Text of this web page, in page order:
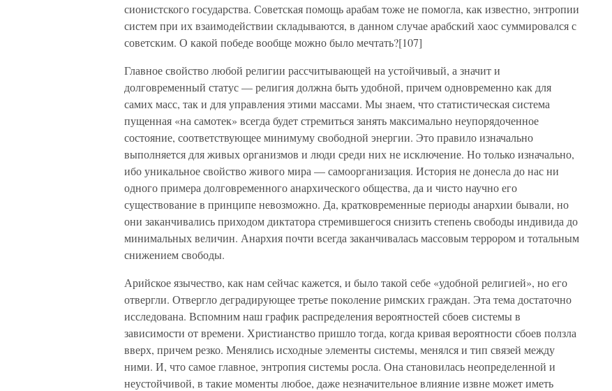
сионистского государства. Советская помощь арабам тоже не помогла, как известно, энтропии
систем при их взаимодействии складываются, в данном случае арабский хаос суммировался с
советским. О какой победе вообще можно было мечтать?[107]
Главное свойство любой религии рассчитывающей на устойчивый, а значит и
долговременный статус — религия должна быть удобной, причем одновременно как для
самих масс, так и для управления этими массами. Мы знаем, что статистическая система
пущенная «на самотек» всегда будет стремиться занять максимально неупорядоченное
состояние, соответствующее минимуму свободной энергии. Это правило изначально
выполняется для живых организмов и люди среди них не исключение. Но только изначально,
ибо уникальное свойство живого мира — самоорганизация. История не донесла до нас ни
одного примера долговременного анархического общества, да и чисто научно его
существование в принципе невозможно. Да, кратковременные периоды анархии бывали, но
они заканчивались приходом диктатора стремившегося снизить степень свободы индивида до
минимальных величин. Анархия почти всегда заканчивалась массовым террором и тотальным
снижением свободы.
Арийское язычество, как нам сейчас кажется, и было такой себе «удобной религией», но его
отвергли. Отвергло деградирующее третье поколение римских граждан. Эта тема достаточно
исследована. Вспомним наш график распределения вероятностей сбоев системы в
зависимости от времени. Христианство пришло тогда, когда кривая вероятности сбоев ползла
вверх, причем резко. Менялись исходные элементы системы, менялся и тип связей между
ними. И, что самое главное, энтропия системы росла. Она становилась неопределенной и
неустойчивой, в такие моменты любое, даже незначительное влияние извне может иметь